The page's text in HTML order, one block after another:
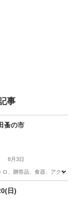
事
蚤の市
8月3日
、贈答品、食器、アク
蚤の市
日)